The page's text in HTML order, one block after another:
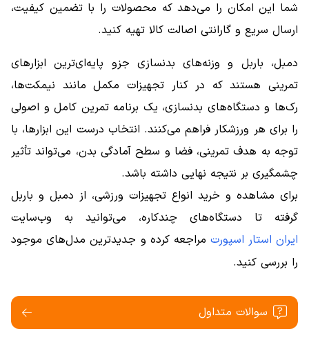
شما این امکان را می‌دهد که محصولات را با تضمین کیفیت،
ارسال سریع و گارانتی اصالت کالا تهیه کنید.
دمبل، باربل و وزنه‌های بدنسازی جزو پایه‌ای‌ترین ابزارهای
تمرینی هستند که در کنار تجهیزات مکمل مانند نیمکت‌ها،
رک‌ها و دستگاه‌های بدنسازی، یک برنامه تمرین کامل و اصولی
را برای هر ورزشکار فراهم می‌کنند. انتخاب درست این ابزارها، با
توجه به هدف تمرینی، فضا و سطح آمادگی بدن، می‌تواند تأثیر
چشمگیری بر نتیجه نهایی داشته باشد.
برای مشاهده و خرید انواع تجهیزات ورزشی، از دمبل و باربل
گرفته تا دستگاه‌های چندکاره، می‌توانید به وب‌سایت
ایران استار اسپورت مراجعه کرده و جدیدترین مدل‌های موجود
را بررسی کنید.
سوالات متداول